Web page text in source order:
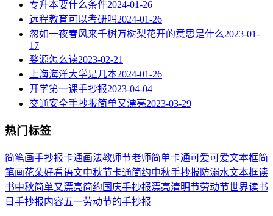
专升本要什么条件2024-01-26
远程教育可以考研吗2024-01-26
忽如一夜春风来千树万树梨花开的意思是什么2023-01-
17
婺源怎么读2023-02-21
上海海洋大学是几本2024-01-26
开学第一课手抄报2023-04-04
交通安全手抄报简单又漂亮2023-03-29
热门标签
简笔画手抄报卡通画法教师节老师简单卡通可爱可爱文本框简
笔画花朵好看语文中秋节卡通简约中秋手抄报 防溺水文本框读
书中秋简单又漂亮简约 国庆手抄报漂亮清明节劳动节世界读书
日 手抄报内容五一劳动节的手抄报